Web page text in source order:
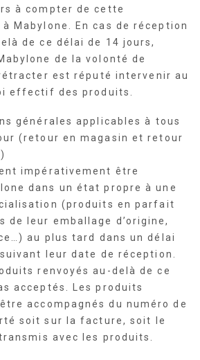
à compter de cette
Mabylone. En cas de réception
de ce délai de 14 jours,
de la volonté de
est réputé intervenir au
effectif des produits.
générales applicables à tous
(retour en magasin et retour
impérativement être
dans un état propre à une
(produits en parfait
de leur emballage d’origine,
au plus tard dans un délai
leur date de réception.
renvoyés au-delà de ce
acceptés. Les produits
accompagnés du numéro de
soit sur la facture, soit le
avec les produits.